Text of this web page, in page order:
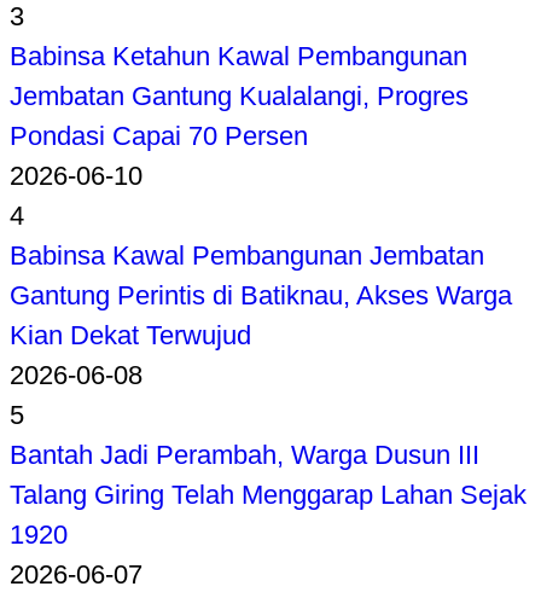
3
Babinsa Ketahun Kawal Pembangunan
Jembatan Gantung Kualalangi, Progres
Pondasi Capai 70 Persen
2026-06-10
4
Babinsa Kawal Pembangunan Jembatan
Gantung Perintis di Batiknau, Akses Warga
Kian Dekat Terwujud
2026-06-08
5
Bantah Jadi Perambah, Warga Dusun III
Talang Giring Telah Menggarap Lahan Sejak
1920
2026-06-07